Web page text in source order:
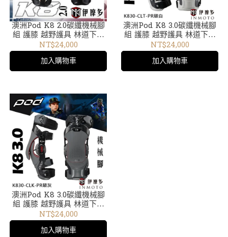
澳洲Pod K8 2.0碳纖機械腳
組 護膝 越野護具 林道下坡
車 極限運動 膝蓋支架KNEE
BRACE 。碳銀
NT$24,000
加入購物車
澳洲Pod K8 3.0碳纖機械腳
組 護膝 越野護具 林道下坡
車 極限運動 膝蓋支架KNEE
BRACE 。碳白
NT$24,000
加入購物車
澳洲Pod K8 3.0碳纖機械腳
組 護膝 越野護具 林道下坡
車 極限運動 膝蓋支架KNEE
BRACE 。碳灰
NT$24,000
加入購物車